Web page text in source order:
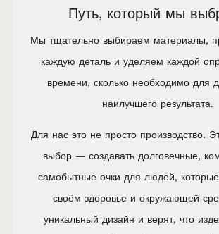
Путь, который мы
Мы тщательно выбираем материалы,
каждую деталь и уделяем каждой
времени, сколько необходимо для
наилучшего результата.
Для нас это не просто производство.
выбор — создавать долговечные,
самобытные очки для людей, которые
своём здоровье и окружающей
уникальный дизайн и верят, что